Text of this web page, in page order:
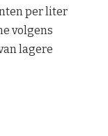
per liter
volgens
lagere